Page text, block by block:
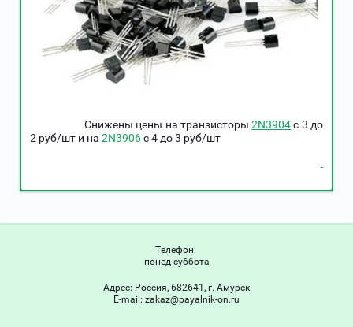
Снижены цены на транзисторы2N3904c 3 до
2 руб/шт и на 2N3906c 4 до 3 руб/шт
Телефон:
понед-суббота
Адрес: Россия, 682641, г. Амурск
Е-mail: zakaz@payalnik-on.ru